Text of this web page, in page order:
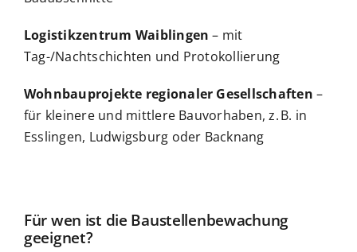
Logistikzentrum Waiblingen – mit
Tag-/Nachtschichten und Protokollierung
Wohnbauprojekte regionaler Gesellschaften –
für kleinere und mittlere Bauvorhaben, z. B. in
Esslingen, Ludwigsburg oder Backnang
Für wen ist die Baustellenbewachung
geeignet?